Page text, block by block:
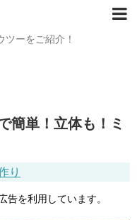
ーをご紹介！
簡単！立体も！ミ
り
告を利用しています。